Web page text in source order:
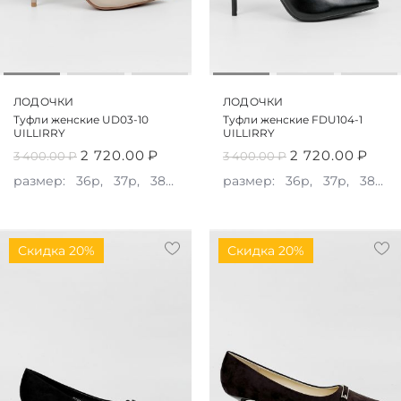
ЛОДОЧКИ
Туфли женские UD03-10
UILLIRRY
3 400.00₽ 2 720.00 ₽
размер: 36р, 37р, 38р, 40р
ЛОДОЧКИ
Туфли женские FDU104-1
UILLIRRY
3 400.00₽ 2 720.00 ₽
размер: 36р, 37р, 38р,
Скидка 20% Скидка 20%